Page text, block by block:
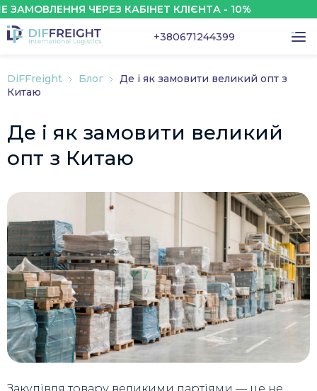
ЧЕРЕЗ КАБІНЕТ КЛІЄНТА - 10%
+380671244399
DiFFreight Блог
Де і як замовити великий опт з
Китаю
Де і як замовити великий
опт з Китаю